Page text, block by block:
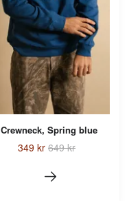
Crewneck, Spring blue
349 kr 649 kr